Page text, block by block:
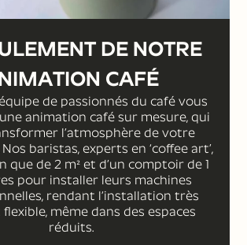
DE NOTRE
CAFÉ
de passionnés du café vous
animation café sur mesure, qui
l’atmosphère de votre
baristas, experts en ‘coffee art’,
que de 2 m² et d’un comptoir de 1
pour installer leurs machines
rendant l’installation très
même dans des espaces
réduits.